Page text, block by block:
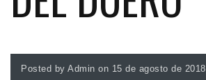
Posted by Admin on 15 de agosto de 2018